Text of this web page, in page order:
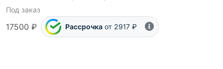
Под заказ
17500 ₽ Рассрочка от 2917 ₽